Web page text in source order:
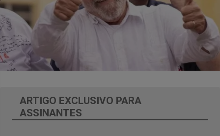
ARTIGO EXCLUSIVO PARA
ASSINANTES